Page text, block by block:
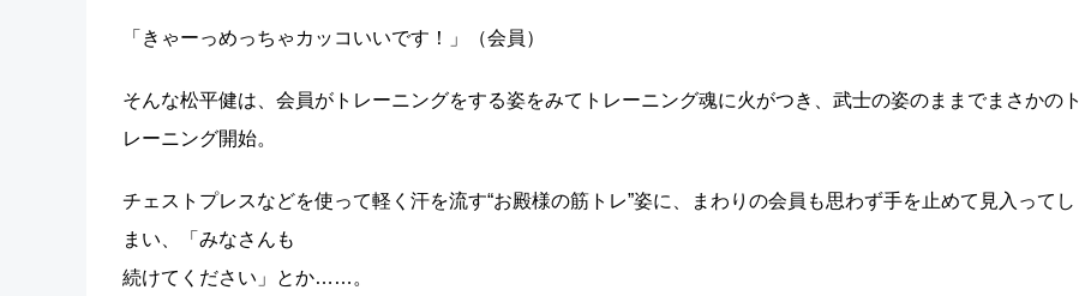
「きゃーっめっちゃカッコいいです！」（会員）
そんな松平健は、会員がトレーニングをする姿をみてトレーニング魂に火がつき、武士の姿のままでまさかのト
レーニング開始。
チェストプレスなどを使って軽く汗を流す“お殿様の筋トレ”姿に、まわりの会員も思わず手を止めて見入ってし
まい、「みなさんも
続けてください」とか……。